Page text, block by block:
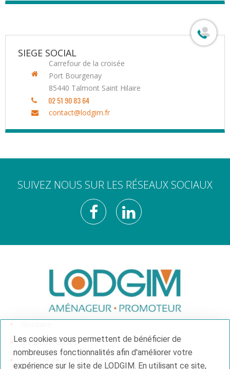
SIEGE SOCIAL
Carrefour de la croisée
Port Bourgenay
85440 Talmont Saint Hilaire
02 51 90 83 64
contact@lodgim.fr
SUIVEZ NOUS SUR LES RÉSEAUX SOCIAUX
Mentions légales
Les cookies vous permettent de bénéficier de
nombreuses fonctionnalités afin d'améliorer votre
expérience sur le site de LODGIM. En utilisant ce site,